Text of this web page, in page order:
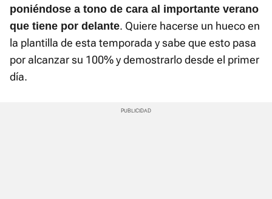
poniéndose a tono de cara al importante verano
que tiene por delante. Quiere hacerse un hueco en
la plantilla de esta temporada y sabe que esto pasa
por alcanzar su 100% y demostrarlo desde el primer
día.